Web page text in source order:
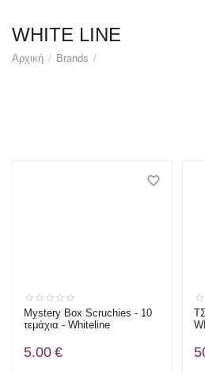
WHITE LINE
Αρχική / Brands /
Mystery Box Scruchies - 10
τεμάχια - Whiteline
5.00 €